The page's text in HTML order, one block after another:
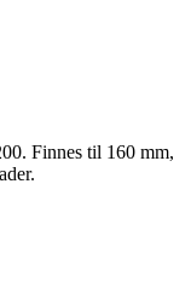
Finnes til 160 mm,